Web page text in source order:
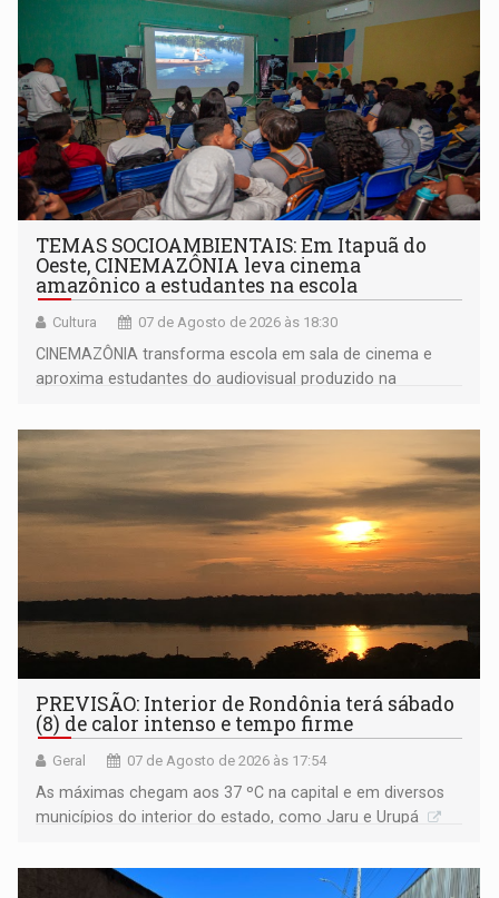
TEMAS SOCIOAMBIENTAIS: Em Itapuã do
Oeste, CINEMAZÔNIA leva cinema
amazônico a estudantes na escola
Cultura 07 de Agosto de 2026 às 18:30
CINEMAZÔNIA transforma escola em sala de cinema e
aproxima estudantes do audiovisual produzido na
PREVISÃO: Interior de Rondônia terá sábado
(8) de calor intenso e tempo firme
Geral 07 de Agosto de 2026 às 17:54
As máximas chegam aos 37 ºC na capital e em diversos
municípios do interior do estado, como Jaru e Urupá